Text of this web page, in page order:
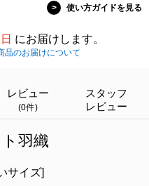
> 使い方ガイドを見る
にお届けします。
品のお届けについて
レビュー
(0件)
スタッフ
レビュー
羽織
サイズ]